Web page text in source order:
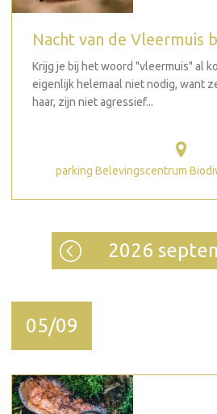
Nacht van de Vleermuis
Krijg je bij het woord "vleermuis" al
eigenlijk helemaal niet nodig, want
haar, zijn niet agressief...
parking Belevingscentrum
2026
05/09